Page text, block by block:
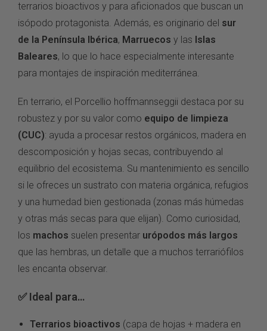
terrarios bioactivos y para aficionados que buscan un
isópodo protagonista. Además, es originario del sur
de la Península Ibérica, Marruecos y las Islas
Baleares, lo que lo hace especialmente interesante
para montajes de inspiración mediterránea.
En terrario, el Porcellio hoffmannseggii destaca por su
robustez y por su valor como equipo de limpieza
(CUC): ayuda a procesar restos orgánicos, madera en
descomposición y hojas secas, contribuyendo al
equilibrio del ecosistema. Su mantenimiento es sencillo
si le ofreces un sustrato con materia orgánica, refugios
y una humedad bien gestionada (zonas más húmedas
y otras más secas para que elijan). Como curiosidad,
los machos suelen presentar urópodos más largos
que las hembras, un detalle que a muchos terrariófilos
les encanta observar.
✅ Ideal para…
Terrarios bioactivos (capa de hojas + madera en